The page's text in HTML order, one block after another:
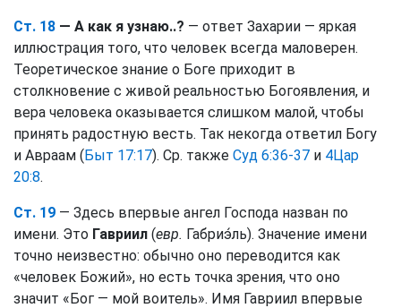
Ст. 18 — А как я узнаю..? — ответ Захарии — яркая
иллюстрация того, что человек всегда маловерен.
Теоретическое знание о Боге приходит в
столкновение с живой реальностью Богоявления, и
вера человека оказывается слишком малой, чтобы
принять радостную весть. Так некогда ответил Богу
и Авраам (Быт 17:17). Ср. также Суд 6:36-37 и 4Цар
20:8.
Ст. 19 — Здесь впервые ангел Господа назван по
имени. Это Гавриил (евр. Габриэ́ль). Значение имени
точно неизвестно: обычно оно переводится как
«человек Божий», но есть точка зрения, что оно
значит «Бог — мой воитель». Имя Гавриил впервые